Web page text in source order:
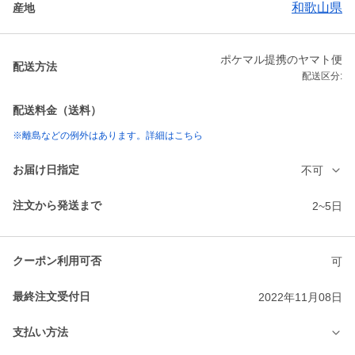
産地 和歌山県
配送方法
ポケマル提携のヤマト便
配送区分:
配送料金（送料）
※離島などの例外はあります。詳細はこちら
お届け日指定 不可
注文から発送まで 2~5日
クーポン利用可否 可
最終注文受付日 2022年11月08日
支払い方法